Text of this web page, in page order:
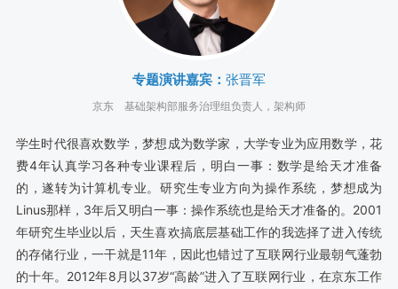
专题演讲嘉宾： 张晋军
京东 基础架构部服务治理组负责人，架构师
学生时代很喜欢数学，梦想成为数学家，大学专业为应用数学，花
费4年认真学习各种专业课程后，明白一事：数学是给天才准备
的，遂转为计算机专业。研究生专业方向为操作系统，梦想成为
Linus那样，3年后又明白一事：操作系统也是给天才准备的。2001
年研究生毕业以后，天生喜欢搞底层基础工作的我选择了进入传统
的存储行业，一干就是11年，因此也错过了互联网行业最朝气蓬勃
的十年。2012年8月以37岁“高龄”进入了互联网行业，在京东工作